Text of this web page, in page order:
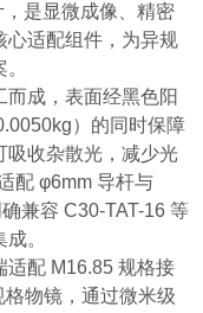
是显微成像、精密
心适配组件，为异规
成，表面经黑色阳
）的同时保障
吸收杂散光，减少光
配 φ6mm 导杆与
兼容 C30-TAT-16 等
。
适配 M16.85 规格接
物镜，通过微米级